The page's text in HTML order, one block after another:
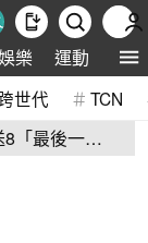
樂 運動 全球
世代 TCN
「最後一